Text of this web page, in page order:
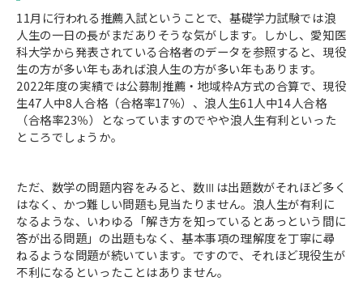
11月に行われる推薦入試ということで、基礎学力試験では浪
人生の一日の長がまだありそうな気がします。しかし、愛知医
科大学から発表されている合格者のデータを参照すると、現役
生の方が多い年もあれば浪人生の方が多い年もあります。
2022年度の実績では公募制推薦・地域枠A方式の合算で、現役
生47人中8人合格（合格率17％）、浪人生61人中14人合格
（合格率23％）となっていますのでやや浪人生有利といった
ところでしょうか。
ただ、数学の問題内容をみると、数Ⅲは出題数がそれほど多く
はなく、かつ難しい問題も見当たりません。浪人生が有利に
なるような、いわゆる「解き方を知っているとあっという間に
答が出る問題」の出題もなく、基本事項の理解度を丁寧に尋
ねるような問題が続いています。ですので、それほど現役生が
不利になるといったことはありません。